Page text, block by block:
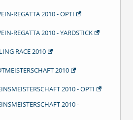
REGATTA 2010 - OPTI
REGATTA 2010 - YARDSTICK
RACE 2010
2010
2010 - OPTI
2010 -